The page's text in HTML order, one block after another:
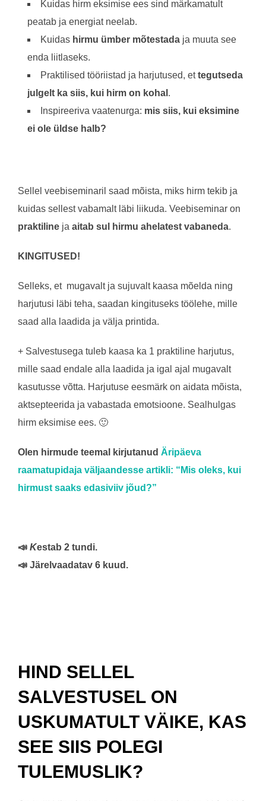
Kuidas hirm eksimise ees sind märkamatult
peatab ja energiat neelab.
Kuidas hirmu ümber mõtestada ja muuta see
enda liitlaseks.
Praktilised tööriistad ja harjutused, ettegutseda
julgelt ka siis, kui hirm on kohal .
Inspireeriva vaatenurga: mis siis, kui eksimine
ei ole üldse halb?
Sellel veebiseminaril saad mõista, miks hirm tekib ja
kuidas sellest vabamalt läbi liikuda. Veebiseminar on
praktiline ja aitab sul hirmu ahelatest vabaneda.
KINGITUSED!
Selleks, et mugavalt ja sujuvalt kaasa mõelda ning
harjutusi läbi teha, saadan kingituseks töölehe, mille
saad alla laadida ja välja printida.
+ Salvestusega tuleb kaasa ka 1 praktiline harjutus,
mille saad endale alla laadida ja igal ajal mugavalt
kasutusse võtta. Harjutuse eesmärk on aidata mõista,
aktsepteerida ja vabastada emotsioone. Sealhulgas
hirm eksimise ees. 🙂
Olen hirmude teemal kirjutanud Äripäeva
raamatupidaja väljaandesse artikli: “Mis oleks, kui
hirmust saaks edasiviiv jõud?”
📣 Kestab 2 tundi.
📣 Järelvaadatav 6 kuud.
HIND SELLEL
SALVESTUSEL ON
USKUMATULT VÄIKE, KAS
SEE SIIS POLEGI
TULEMUSLIK?